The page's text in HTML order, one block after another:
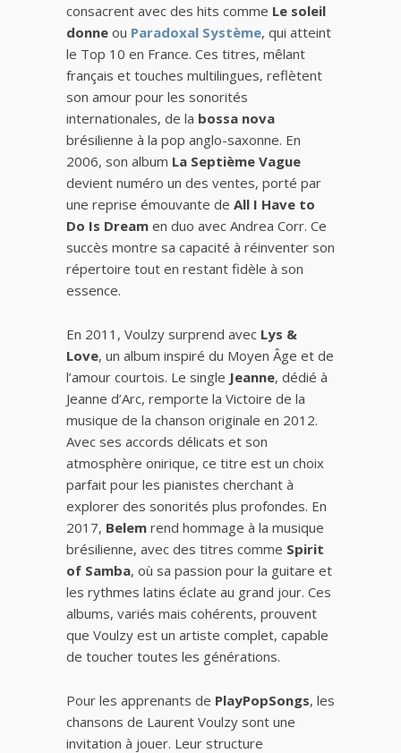
consacrent avec des hits comme Le soleil
donne ou Paradoxal Système, qui atteint
le Top 10 en France. Ces titres, mêlant
français et touches multilingues, reflètent
son amour pour les sonorités
internationales, de la bossa nova
brésilienne à la pop anglo-saxonne. En
2006, son album La Septième Vague
devient numéro un des ventes, porté par
une reprise émouvante de All I Have to
Do Is Dream en duo avec Andrea Corr. Ce
succès montre sa capacité à réinventer son
répertoire tout en restant fidèle à son
essence.
En 2011, Voulzy surprend avec Lys &
Love, un album inspiré du Moyen Âge et de
l’amour courtois. Le single Jeanne, dédié à
Jeanne d’Arc, remporte la Victoire de la
musique de la chanson originale en 2012.
Avec ses accords délicats et son
atmosphère onirique, ce titre est un choix
parfait pour les pianistes cherchant à
explorer des sonorités plus profondes. En
2017, Belem rend hommage à la musique
brésilienne, avec des titres comme Spirit
of Samba, où sa passion pour la guitare et
les rythmes latins éclate au grand jour. Ces
albums, variés mais cohérents, prouvent
que Voulzy est un artiste complet, capable
de toucher toutes les générations.
Pour les apprenants de PlayPopSongs, les
chansons de Laurent Voulzy sont une
invitation à jouer. Leur structure